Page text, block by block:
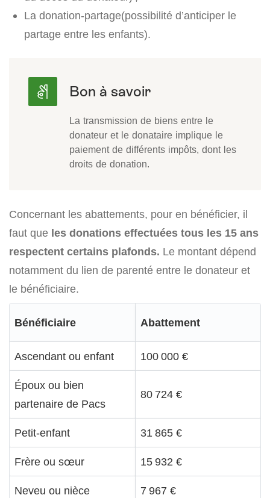
La donation-partage(possibilité d’anticiper le
partage entre les enfants).
La transmission de biens entre le
donateur et le donataire implique le
paiement de différents impôts, dont les
droits de donation.
Concernant les abattements, pour en bénéficier, il
faut que les donations effectuées tous les 15 ans
respectent certains plafonds. Le montant dépend
notamment du lien de parenté entre le donateur et
le bénéficiaire.
Bénéficiaire Abattement
Ascendant ou enfant 100 000 €
Époux ou bien
partenaire de Pacs
80 724 €
Petit-enfant 31 865 €
Frère ou sœur 15 932 €
Neveu ou nièce 7 967 €